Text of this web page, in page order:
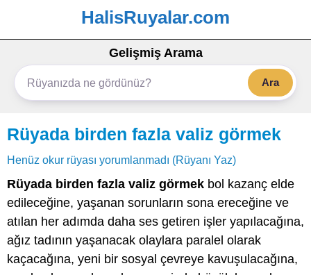
HalisRuyalar.com
Gelişmiş Arama
Ara
Rüyada birden fazla valiz görmek
Henüz okur rüyası yorumlanmadı (Rüyanı Yaz)
Rüyada birden fazla valiz görmek bol kazanç elde
edileceğine, yaşanan sorunların sona ereceğine ve
atılan her adımda daha ses getiren işler yapılacağına,
ağız tadının yaşanacak olaylara paralel olarak
kaçacağına, yeni bir sosyal çevreye kavuşulacağına,